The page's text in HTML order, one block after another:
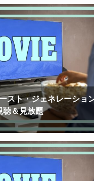
スト・ジェネレーショ
聴＆見放題